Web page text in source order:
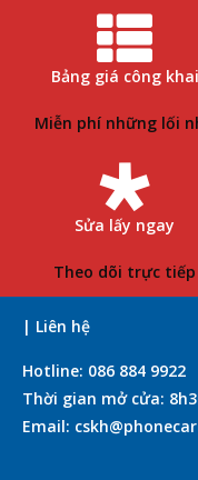
Bảng giá công khai
Miễn phí những lối
Sửa lấy ngay
Theo dõi trực tiếp
| Liên hệ
Hotline: 086 884 9922
Thời gian mở cửa:
Email: